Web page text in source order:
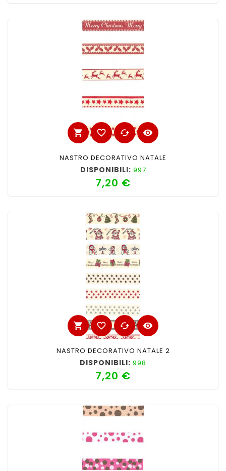
shopping_cart favorite_border cached visibility
NASTRO DECORATIVO NATALE
DISPONIBILI: 997
7,20 €
shopping_cart favorite_border cached visibility
NASTRO DECORATIVO NATALE 2
DISPONIBILI: 998
7,20 €